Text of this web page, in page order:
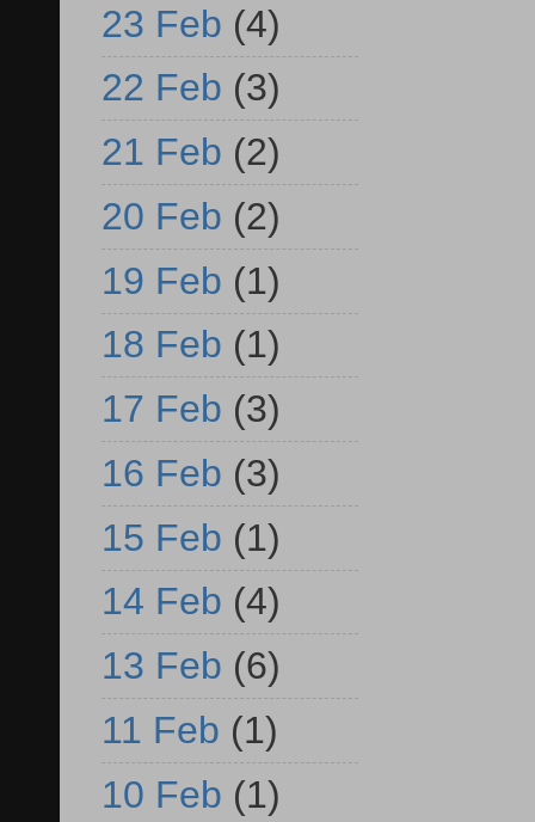
23 Feb (4)
22 Feb (3)
21 Feb (2)
20 Feb (2)
19 Feb (1)
18 Feb (1)
17 Feb (3)
16 Feb (3)
15 Feb (1)
14 Feb (4)
13 Feb (6)
11 Feb (1)
10 Feb (1)